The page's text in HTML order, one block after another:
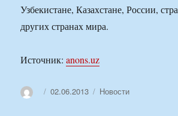
Узбекистане, Казахстане, России,
других странах мира.
Источник:anons.uz
АвторОпубликовано
02.06.2013 Рубрики
Новости